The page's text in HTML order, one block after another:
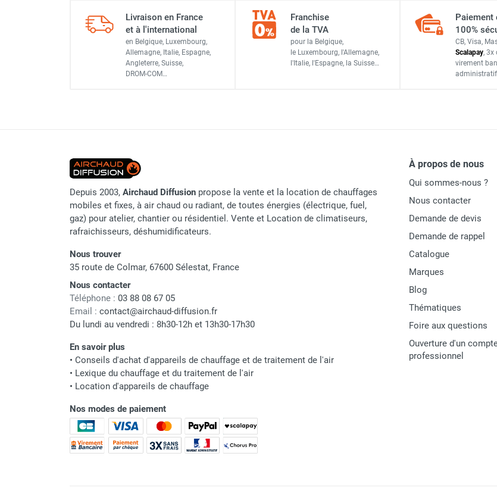
Déstratificateur de plafond design
Déstratificateur Airius
Caisson d'Extraction VMC Collective
Caisson d'Extraction VMC tertiaire
confort
Déshumidificateur à adsorption /
Déshydrateur
Humidificateur d'air
Purificateur d'air
Neutraliseur d'odeur
Hygiène
Sèche-main et sèche-cheveux
Distributeur de savon
Chauffage fixe atelier
Chauffage d'atelier fixe au fioul et
GNR
intégré
Chauffage au fioul à raccorder sur
citerne
Aérotherme au fioul
Chauffage polycombustible / huile
Chauffage d'atelier fixe avec brûleur
gaz
Chauffage d'atelier suspendu
Livraison en France
et à l'international
en Belgique, Luxembourg,
Allemagne, Italie, Espagne,
Angleterre, Suisse,
DROM-COM…
Franchise
de la TVA
pour la Belgique,
le Luxembourg, l'Allemagne,
l'Italie, l'Espagne, la Suisse…
Paiement
100%
CB, Visa,
Scalapay, 3x
virement
administratif
Depuis 2003, Airchaud Diffusion propose la vente et la location de chauffages
mobiles et fixes, à air chaud ou radiant, de toutes énergies (électrique, fuel,
gaz) pour atelier, chantier ou résidentiel. Vente et Location de climatiseurs,
rafraichisseurs, déshumidificateurs.
Nous trouver
35 route de Colmar, 67600 Sélestat, France
Nous contacter
Téléphone : 03 88 08 67 05
Email : contact@airchaud-diffusion.fr
Du lundi au vendredi : 8h30-12h et 13h30-17h30
En savoir plus
• Conseils d'achat d'appareils de chauffage et de traitement de l'air
• Lexique du chauffage et du traitement de l'air
• Location d'appareils de chauffage
Nos modes de paiement
À propos de nous
Qui sommes-nous ?
Nous contacter
Demande de devis
Demande de rappel
Catalogue
Marques
Blog
Thématiques
Foire aux questions
Ouverture d'un
professionnel